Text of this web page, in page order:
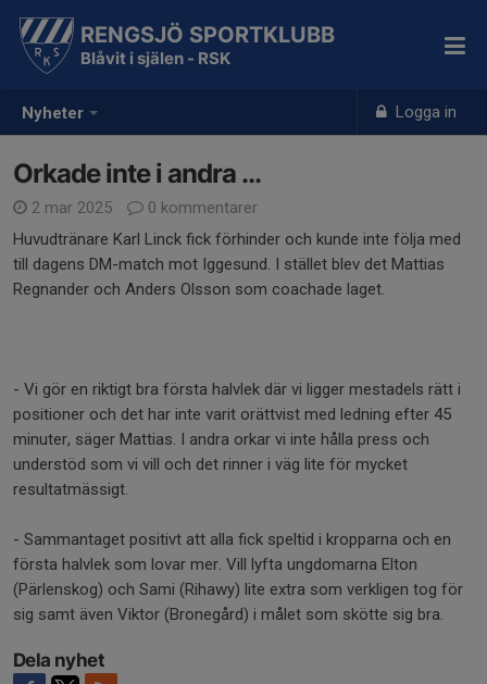
Nyheter Logga in
RENGSJÖ SPORTKLUBB
Blåvit i själen - RSK
Orkade inte i andra ...
2 mar 2025
0 kommentarer
Huvudtränare Karl Linck fick förhinder och kunde inte följa med
till dagens DM-match mot Iggesund. I stället blev det Mattias
Regnander och Anders Olsson som coachade laget.
- Vi gör en riktigt bra första halvlek där vi ligger mestadels rätt i
positioner och det har inte varit orättvist med ledning efter 45
minuter, säger Mattias. I andra orkar vi inte hålla press och
understöd som vi vill och det rinner i väg lite för mycket
resultatmässigt.
- Sammantaget positivt att alla fick speltid i kropparna och en
första halvlek som lovar mer. Vill lyfta ungdomarna Elton
(Pärlenskog) och Sami (Rihawy) lite extra som verkligen tog för
sig samt även Viktor (Bronegård) i målet som skötte sig bra.
Dela nyhet